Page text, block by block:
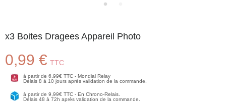
x3 Boites Dragees Appareil Photo
0,99 € TTC
à partir de 6,99€ TTC - Mondial Relay
Délais 8 à 10 jours après validation de la commande.
à partir de 9,99€ TTC - En Chrono-Relais.
Délais 48 à 72h après validation de la commande.